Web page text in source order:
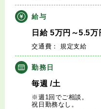
医師の転職マニュアル
データで見る医師の平均
医師に役立つ取材記事
大学医局紹介
給与
日給5万円 ～5.5万
交通費： 規定支給
勤務日
毎週 /土
※週1回でご相談。
祝日勤務なし。